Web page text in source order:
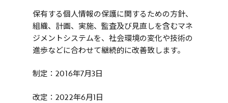
保有する個人情報の保護に関するための方針、
組織、計画、実施、監査及び見直しを含むマネ
ジメントシステムを、社会環境の変化や技術の
進歩などに合わせて継続的に改善致します。
制定：2016年7月3日
改定：2022年6月1日